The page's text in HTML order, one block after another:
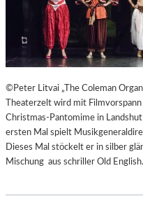
©Peter Litvai „The Coleman
Theaterzelt wird mit
Christmas-Pantomime in
ersten Mal spielt
Dieses Mal stöckelt er in silber
Mischung aus schriller Old